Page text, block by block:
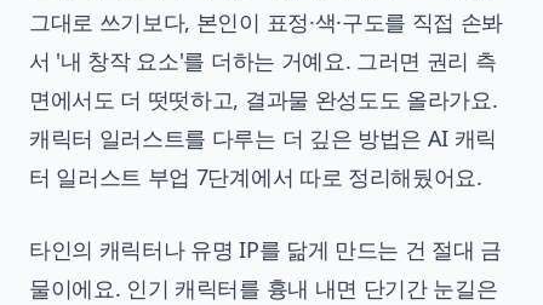
그대로 쓰기보다, 본인이 표정·색·구도를 직접 손봐
서 '내 창작 요소'를 더하는 거예요. 그러면 권리 측
면에서도 더 떳떳하고, 결과물 완성도도 올라가요.
캐릭터 일러스트를 다루는 더 깊은 방법은 AI 캐릭
터 일러스트 부업 7단계에서 따로 정리해뒀어요.
타인의 캐릭터나 유명 IP를 닮게 만드는 건 절대 금
물이에요. 인기 캐릭터를 흉내 내면 단기간 눈길은